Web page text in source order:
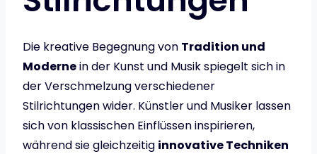
Die kreative Begegnung von Tradition und
Modernein der Kunst und Musik spiegelt sich in
der Verschmelzung verschiedener
Stilrichtungen wider. Künstler und Musiker lassen
sich von klassischen Einflüssen inspirieren,
während sie gleichzeitig innovative Techniken